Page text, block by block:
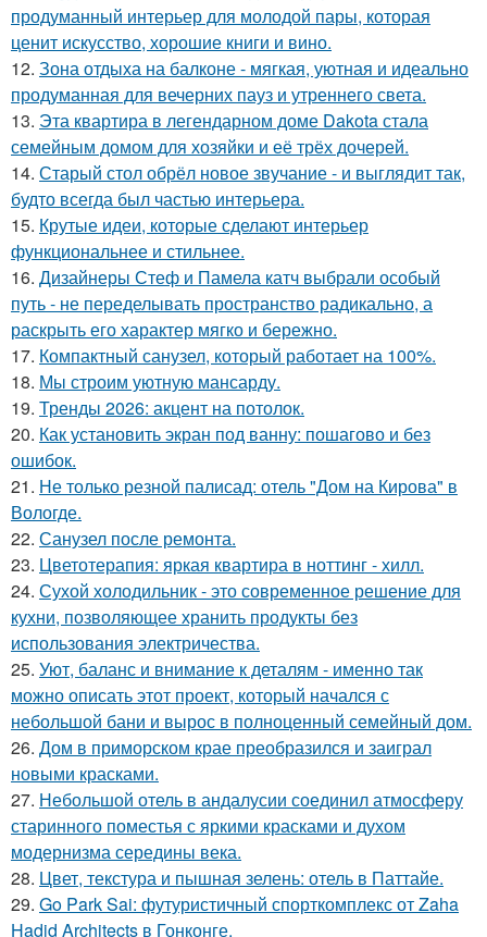
продуманный интерьер для молодой пары, которая
ценит искусство, хорошие книги и вино.
12. Зона отдыха на балконе - мягкая, уютная и идеально
продуманная для вечерних пауз и утреннего света.
13. Эта квартира в легендарном доме Dakota стала
семейным домом для хозяйки и её трёх дочерей.
14. Старый стол обрёл новое звучание - и выглядит так,
будто всегда был частью интерьера.
15. Крутые идеи, которые сделают интерьер
функциональнее и стильнее.
16. Дизайнеры Стеф и Памела катч выбрали особый
путь - не переделывать пространство радикально, а
раскрыть его характер мягко и бережно.
17. Компактный санузел, который работает на 100%.
18. Мы строим уютную мансарду.
19. Тренды 2026: акцент на потолок.
20. Как установить экран под ванну: пошагово и без
ошибок.
21. Не только резной палисад: отель "Дом на Кирова" в
Вологде.
22. Санузел после ремонта.
23. Цветотерапия: яркая квартира в ноттинг - хилл.
24. Сухой холодильник - это современное решение для
кухни, позволяющее хранить продукты без
использования электричества.
25. Уют, баланс и внимание к деталям - именно так
можно описать этот проект, который начался с
небольшой бани и вырос в полноценный семейный дом.
26. Дом в приморском крае преобразился и заиграл
новыми красками.
27. Небольшой отель в андалусии соединил атмосферу
старинного поместья с яркими красками и духом
модернизма середины века.
28. Цвет, текстура и пышная зелень: отель в Паттайе.
29. Go Park Sai: футуристичный спорткомплекс от Zaha
Hadid Architects в Гонконге.